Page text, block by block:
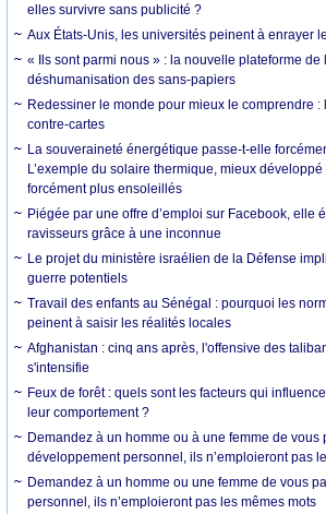
elles survivre sans publicité ?
Aux États-Unis, les universités peinent à enrayer
« Ils sont parmi nous » : la nouvelle plateforme
déshumanisation des sans-papiers
Redessiner le monde pour mieux le comprendre
contre-cartes
La souveraineté énergétique passe-t-elle
L’exemple du solaire thermique, mieux
forcément plus ensoleillés
Piégée par une offre d’emploi sur Facebook, elle
ravisseurs grâce à une inconnue
Le projet du ministère israélien de la Défense
guerre potentiels
Travail des enfants au Sénégal : pourquoi les
peinent à saisir les réalités locales
Afghanistan : cinq ans après, l'offensive des
s'intensifie
Feux de forêt : quels sont les facteurs qui
leur comportement ?
Demandez à un homme ou à une femme de vous
développement personnel, ils n’emploieront pas
Demandez à un homme ou une femme de vous
personnel, ils n’emploieront pas les mêmes mots